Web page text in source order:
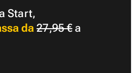
Start,
da 27,95 €a